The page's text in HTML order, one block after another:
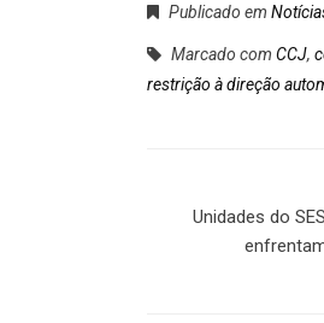
Publicado em
Marcado com CCJ,
restrição à direção
Unidades do